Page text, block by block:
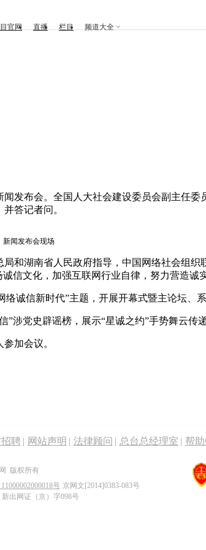
官网 直播 栏目 频道大全
发布会。全国人大社会建设委员会副主任
答记者问。
新闻发布会现场
和湖南省人民政府指导，中国网络社会组
信文化，加强互联网行业自律，努力营造诚
诚信新时代”主题，开展开幕式暨主论坛、
党史辟谣榜，展示“星诚之约”手势舞云传
加会议。
招聘 | 网站声明 | 法律顾问 | 总台总经理室 | 帮
版权所有
号 京网文[2014]0383-083号
出网证（京）字098号